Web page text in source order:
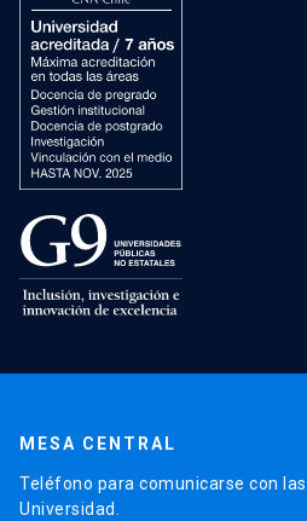
MESA CENTRAL
Teléfono para comunicarse con
Universidad.